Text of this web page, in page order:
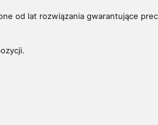
od lat rozwiązania gwarantujące